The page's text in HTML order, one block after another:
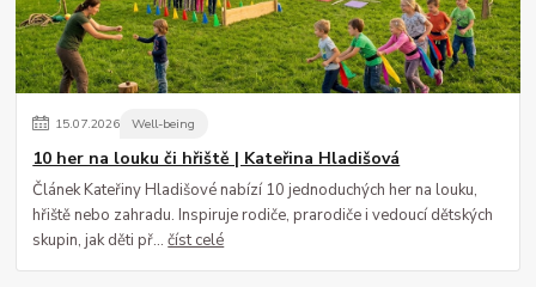
15.07.2026 Well-being
10 her na louku či hřiště | Kateřina Hladišová
Článek Kateřiny Hladišové nabízí 10 jednoduchých her na louku,
hřiště nebo zahradu. Inspiruje rodiče, prarodiče i vedoucí dětských
skupin, jak děti př...číst celé